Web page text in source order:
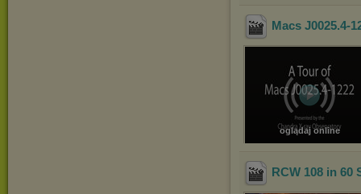
Macs J0025.4-
oglądaj online
RCW 108 in 60